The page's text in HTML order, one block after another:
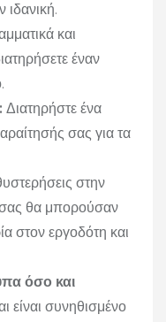
ιδανική.
και
έναν
Διατηρήστε ένα
σας για τα
στην
θα μπορούσαν
στον εργοδότη και
όσο και
είναι συνηθισμένο